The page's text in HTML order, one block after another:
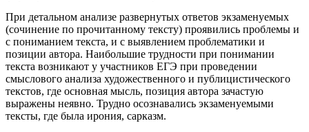
При детальном анализе развернутых ответов экзаменуемых
(сочинение по прочитанному тексту) проявились проблемы и
с пониманием текста, и с выявлением проблематики и
позиции автора. Наибольшие трудности при понимании
текста возникают у участников ЕГЭ при проведении
смыслового анализа художественного и публицистического
текстов, где основная мысль, позиция автора зачастую
выражены неявно. Трудно осознавались экзаменуемыми
тексты, где была ирония, сарказм.